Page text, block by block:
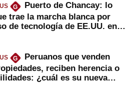
G
Puerto de Chancay: lo
trae la marcha blanca por
de tecnología de EE.UU. en
G
Peruanos que venden
reciben herencia o
¿cuál es su nueva